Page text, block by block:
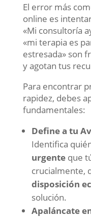
El error más
online es
«Mi consultoría
«mi terapia es
estresada» son
y agotan tus
Para encontrar
rapidez, debes
fundamentales:
Define a tu
Identifica
urgenteque
crucialmente,
disposición
solución.
Apaláncate